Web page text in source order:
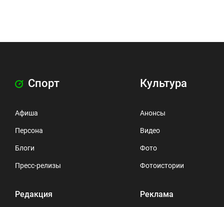
Спорт
Афиша
Персона
Блоги
Пресс-релизы
Редакция
Культура
Анонсы
Видео
Фото
Фотоистории
Реклама